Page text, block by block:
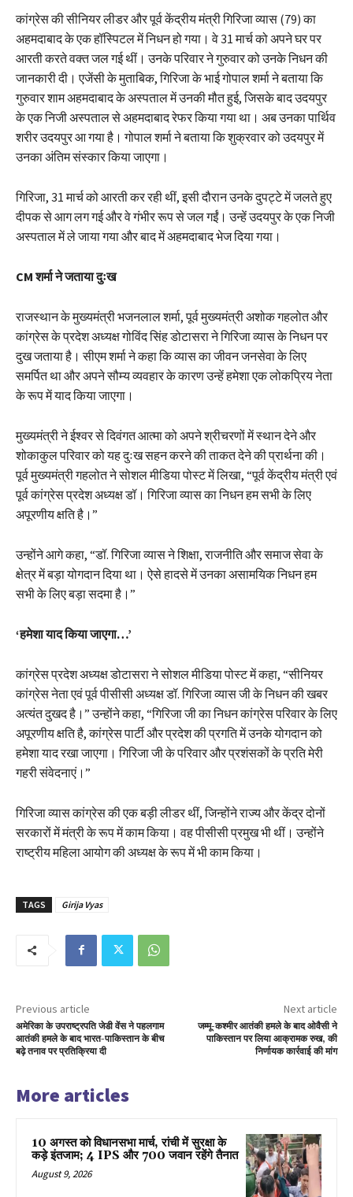
कांग्रेस की सीनियर लीडर और पूर्व केंद्रीय मंत्री गिरिजा व्यास (79) का
अहमदाबाद के एक हॉस्पिटल में निधन हो गया। वे 31 मार्च को अपने घर पर
आरती करते वक्त जल गई थीं। उनके परिवार ने गुरुवार को उनके निधन की
जानकारी दी। एजेंसी के मुताबिक, गिरिजा के भाई गोपाल शर्मा ने बताया कि
गुरुवार शाम अहमदाबाद के अस्पताल में उनकी मौत हुई, जिसके बाद उदयपुर
के एक निजी अस्पताल से अहमदाबाद रेफर किया गया था। अब उनका पार्थिव
शरीर उदयपुर आ गया है। गोपाल शर्मा ने बताया कि शुक्रवार को उदयपुर में
उनका अंतिम संस्कार किया जाएगा।
गिरिजा, 31 मार्च को आरती कर रही थीं, इसी दौरान उनके दुपट्टे में जलते हुए
दीपक से आग लग गई और वे गंभीर रूप से जल गईं। उन्हें उदयपुर के एक निजी
अस्पताल में ले जाया गया और बाद में अहमदाबाद भेज दिया गया।
CM शर्मा ने जताया दुःख
राजस्थान के मुख्यमंत्री भजनलाल शर्मा, पूर्व मुख्यमंत्री अशोक गहलोत और
कांग्रेस के प्रदेश अध्यक्ष गोविंद सिंह डोटासरा ने गिरिजा व्यास के निधन पर
दुख जताया है। सीएम शर्मा ने कहा कि व्यास का जीवन जनसेवा के लिए
समर्पित था और अपने सौम्य व्यवहार के कारण उन्हें हमेशा एक लोकप्रिय नेता
के रूप में याद किया जाएगा।
मुख्यमंत्री ने ईश्वर से दिवंगत आत्मा को अपने श्रीचरणों में स्थान देने और
शोकाकुल परिवार को यह दुःख सहन करने की ताकत देने की प्रार्थना की।
पूर्व मुख्यमंत्री गहलोत ने सोशल मीडिया पोस्ट में लिखा, “पूर्व केंद्रीय मंत्री एवं
पूर्व कांग्रेस प्रदेश अध्यक्ष डॉ। गिरिजा व्यास का निधन हम सभी के लिए
अपूरणीय क्षति है।”
उन्होंने आगे कहा, “डॉ. गिरिजा व्यास ने शिक्षा, राजनीति और समाज सेवा के
क्षेत्र में बड़ा योगदान दिया था। ऐसे हादसे में उनका असामयिक निधन हम
सभी के लिए बड़ा सदमा है।”
‘हमेशा याद किया जाएगा…’
कांग्रेस प्रदेश अध्यक्ष डोटासरा ने सोशल मीडिया पोस्ट में कहा, “सीनियर
कांग्रेस नेता एवं पूर्व पीसीसी अध्यक्ष डॉ. गिरिजा व्यास जी के निधन की खबर
अत्यंत दुखद है।” उन्होंने कहा, “गिरिजा जी का निधन कांग्रेस परिवार के लिए
अपूरणीय क्षति है, कांग्रेस पार्टी और प्रदेश की प्रगति में उनके योगदान को
हमेशा याद रखा जाएगा। गिरिजा जी के परिवार और प्रशंसकों के प्रति मेरी
गहरी संवेदनाएं।”
गिरिजा व्यास कांग्रेस की एक बड़ी लीडर थीं, जिन्होंने राज्य और केंद्र दोनों
सरकारों में मंत्री के रूप में काम किया। वह पीसीसी प्रमुख भी थीं। उन्होंने
राष्ट्रीय महिला आयोग की अध्यक्ष के रूप में भी काम किया।
TAGS Girija Vyas
Previous article
अमेरिका के उपराष्ट्रपति जेडी वेंस ने पहलगाम
आतंकी हमले के बाद भारत-पाकिस्तान के बीच
बढ़े तनाव पर प्रतिक्रिया दी
Next article
जम्मू-कश्मीर आतंकी हमले के बाद ओवैसी ने
पाकिस्तान पर लिया आक्रामक रुख, की
निर्णायक कार्रवाई की मांग
More articles
10 अगस्त को विधानसभा मार्च, रांची में सुरक्षा के
कड़े इंतजाम; 4 IPS और 700 जवान रहेंगे तैनात
August 9, 2026